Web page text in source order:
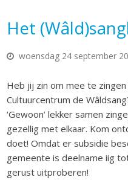
Het
woensdag 24 september
Heb jij zin om mee te
Cultuurcentrum de
‘Gewoon’ lekker samen
gezellig met elkaar. Kom
doet! Omdat er subsidie
gemeente is deelname iig
gerust uitproberen!